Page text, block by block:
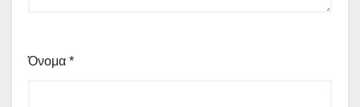
Όνομα *